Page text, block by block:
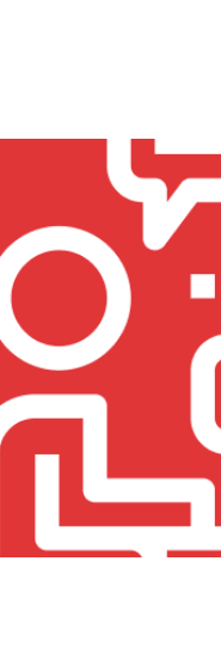
от 4500 ₽
от 4200 ₽
от 3900 ₽
от 4700 ₽